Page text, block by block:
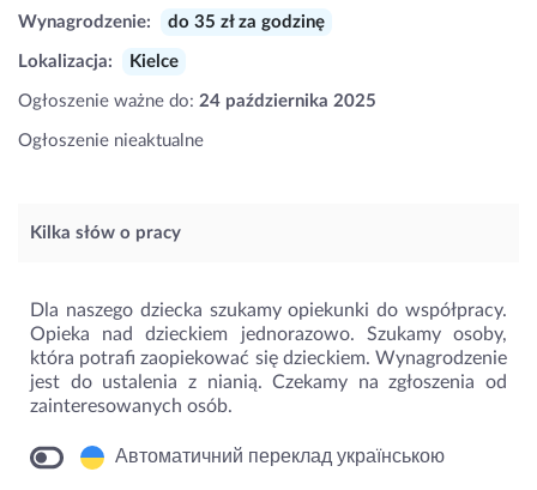
Wynagrodzenie: do 35 zł za godzinę
Lokalizacja: Kielce
Ogłoszenie ważne do: 24 października 2025
Ogłoszenie nieaktualne
Kilka słów o pracy
Dla naszego dziecka szukamy opiekunki do współpracy.
Opieka nad dzieckiem jednorazowo. Szukamy osoby,
która potrafi zaopiekować się dzieckiem. Wynagrodzenie
jest do ustalenia z nianią. Czekamy na zgłoszenia od
zainteresowanych osób.
Автоматичний переклад українською